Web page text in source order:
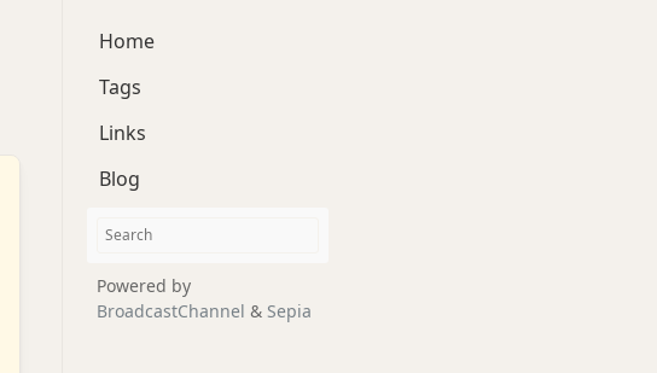
Home
Tags
Links
Blog
Powered by
BroadcastChannel & Sepia